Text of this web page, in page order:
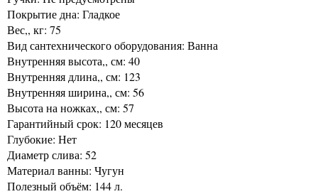
Покрытие дна: Гладкое
Вес,, кг: 75
Вид сантехнического оборудования: Ванна
Внутренняя высота,, см: 40
Внутренняя длина,, см: 123
Внутренняя ширина,, см: 56
Высота на ножках,, см: 57
Гарантийный срок: 120 месяцев
Глубокие: Нет
Диаметр слива: 52
Материал ванны: Чугун
Полезный объём: 144 л.